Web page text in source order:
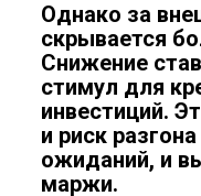
Однако за
скрывается
Снижение
стимул для
инвестиций.
и риск
ожиданий, и
маржи.